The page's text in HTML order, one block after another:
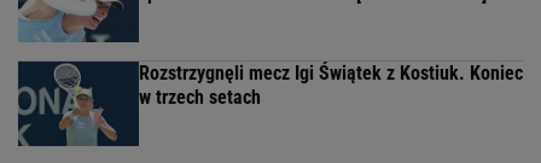
Rozstrzygnęli mecz Igi Świątek z Kostiuk. Koniec
w trzech setach